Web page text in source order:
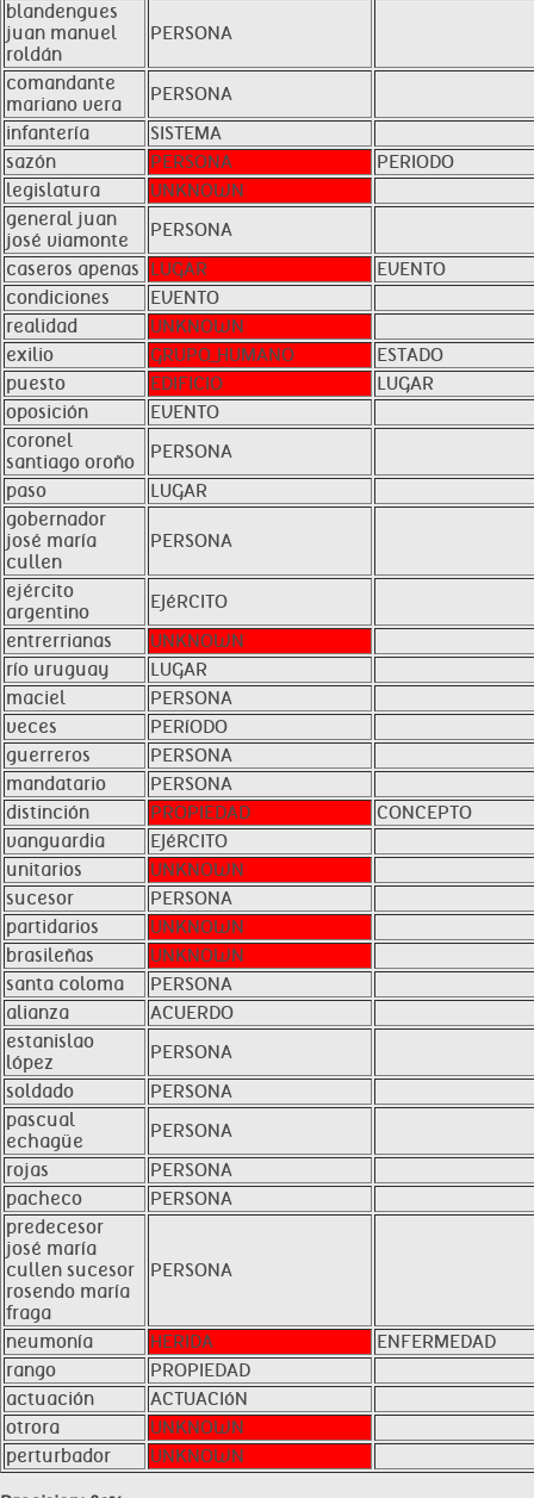
blandengues
juan manuel
roldán
PERSONA
comandante
mariano vera
PERSONA
infantería
SISTEMA
sazón
PERSONA
PERIODO
legislatura
UNKNOWN
general juan
josé viamonte
PERSONA
caseros apenas
LUGAR
EVENTO
condiciones
EVENTO
realidad
UNKNOWN
exilio
GRUPO_HUMANO
ESTADO
puesto
EDIFICIO
LUGAR
oposición
EVENTO
coronel
santiago oroño
PERSONA
paso
LUGAR
gobernador
josé maría
cullen
PERSONA
ejército
argentino
EJéRCITO
entrerrianas
UNKNOWN
río uruguay
LUGAR
maciel
PERSONA
veces
PERíODO
guerreros
PERSONA
mandatario
PERSONA
distinción
PROPIEDAD
CONCEPTO
vanguardia
EJéRCITO
unitarios
UNKNOWN
sucesor
PERSONA
partidarios
UNKNOWN
brasileñas
UNKNOWN
santa coloma
PERSONA
alianza
ACUERDO
estanislao
lópez
PERSONA
soldado
PERSONA
pascual
echagüe
PERSONA
rojas
PERSONA
pacheco
PERSONA
predecesor
josé maría
cullen sucesor
rosendo maría
fraga
PERSONA
neumonía HERIDA
ENFERMEDAD
rango
PROPIEDAD
actuación
ACTUACIóN
otrora
UNKNOWN
perturbador
UNKNOWN